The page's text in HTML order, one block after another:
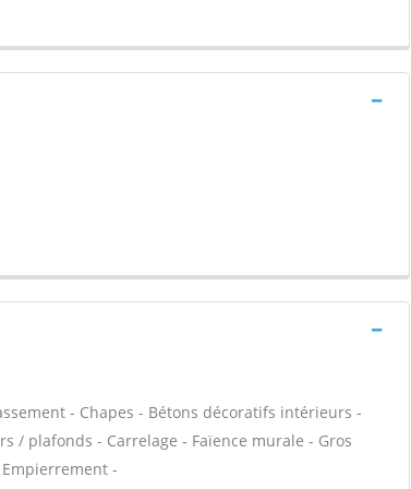
- Chapes - Bétons décoratifs intérieurs -
/ plafonds - Carrelage - Faïence murale - Gros
-